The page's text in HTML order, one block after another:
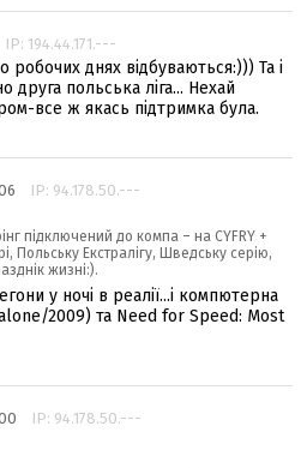
IP: 194.44.171.---
робочих днях відбуваються:))) Та і
друга польська ліга... Нехай
все ж якась підтримка була.
IP: 94.178.50.---
підключений до компа – на CYFRY +
Польську Екстралігу, Шведську серію,
жизні:).
у ночі в реалії...і компютерна
2009) та Need for Speed: Most
IP: 94.178.50.---